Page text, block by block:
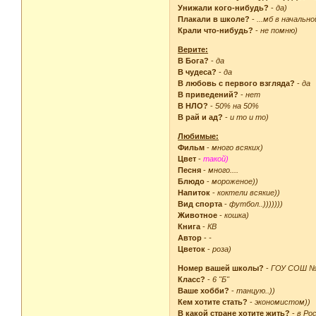
[b]Поставьте ваш
[b]Киньте какую-
Унижали кого-нибудь? -да)
Плакали в школе? -
...мб в
Крали что-нибудь? -не помню)
Верите:
В Бога? -да
В чудеса? -да
В любовь с первого взгляда? -да
В приведений? -нет
В НЛО? -50% на 50%
В рай и ад? -и то и то)
Любимые:
Фильм -много всяких)
Цвет -такой)
Песня -много....
Блюдо -мороженое))
Напиток -коктели всякие))
Вид спорта -футбол..)))))))
Животное -кошка)
Книга -КВ
Автор --
Цветок -роза)
Номер вашей школы? -ГОУ СОШ
Класс? -6 "Б"
Ваше хобби? -танцую..))
Кем хотите стать? -экономистом))
В какой стране хотите жить? -в